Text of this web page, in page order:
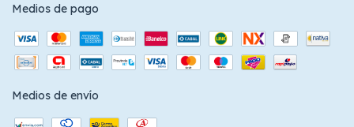
Medios de pago
Medios de envío